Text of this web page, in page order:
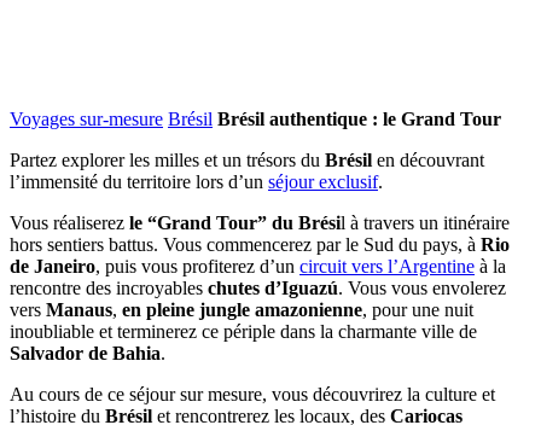
Voyages sur-mesure Brésil Brésil authentique : le Grand Tour
Partez explorer les milles et un trésors du Brésil en découvrant
l’immensité du territoire lors d’un séjour exclusif.
Vous réaliserez le “Grand Tour” du Brésil à travers un itinéraire
hors sentiers battus. Vous commencerez par le Sud du pays, à Rio
de Janeiro, puis vous profiterez d’un circuit vers l’Argentine à la
rencontre des incroyables chutes d’Iguazú. Vous vous envolerez
vers Manaus, en pleine jungle amazonienne, pour une nuit
inoubliable et terminerez ce périple dans la charmante ville de
Salvador de Bahia.
Au cours de ce séjour sur mesure, vous découvrirez la culture et
l’histoire du Brésil et rencontrerez les locaux, des Cariocas